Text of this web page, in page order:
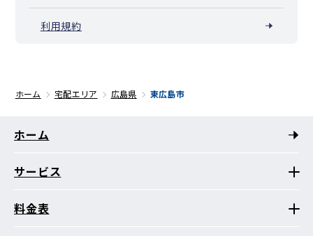
利用規約
ホーム 宅配エリア 広島県 東広島市
ホーム
サービス
料金表